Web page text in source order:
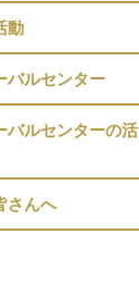
動
バルセンター
バルセンターの活
さんへ